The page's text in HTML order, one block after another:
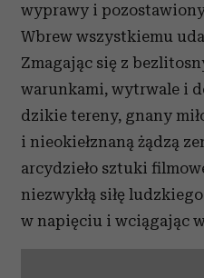
wyprawy i
Wbrew wszystkiemu
Zmagając się z
warunkami, wytrwale i
dzikie tereny, gnany
i nieokiełznaną żądzą
arcydzieło sztuki
niezwykłą siłę
w napięciu i wciągając